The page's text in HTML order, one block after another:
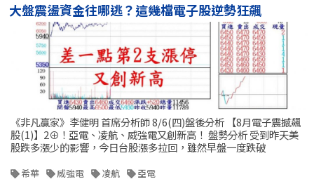
大盤震盪資金往哪逃？這幾檔電子股逆勢狂飆
《非凡贏家》李健明 首席分析師 8/6(四)盤後分析 【8月電子震撼飆
股(1)】2⊕！亞電、凌航、威強電又創新高！ 盤勢分析 受到昨天美
股跌多漲少的影響，今日台股漲多拉回，雖然早盤一度跌破
希華 威強電 凌航 亞電